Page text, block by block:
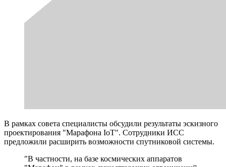
В рамках совета специалисты обсудили результаты эскизного
проектирования "Марафона IoT". Сотрудники ИСС
предложили расширить возможности спутниковой системы.
"В частности, на базе космических аппаратов